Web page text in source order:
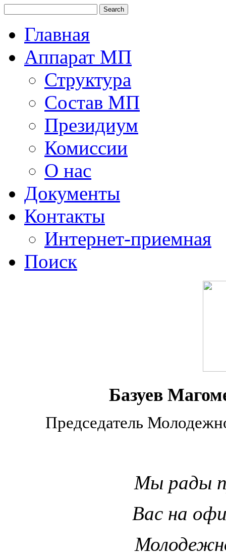
Главная
Аппарат МП
Структура
Состав МП
Президиум
Комиссии
О нас
Документы
Контакты
Интернет-приемная
Поиск
Базуев
Председатель
Мы рады
Вас на